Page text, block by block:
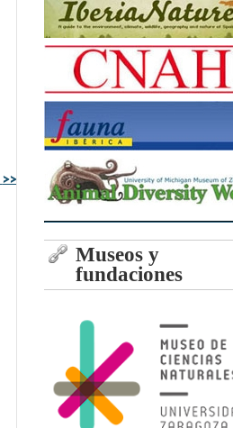
>>
Museos y
fundaciones